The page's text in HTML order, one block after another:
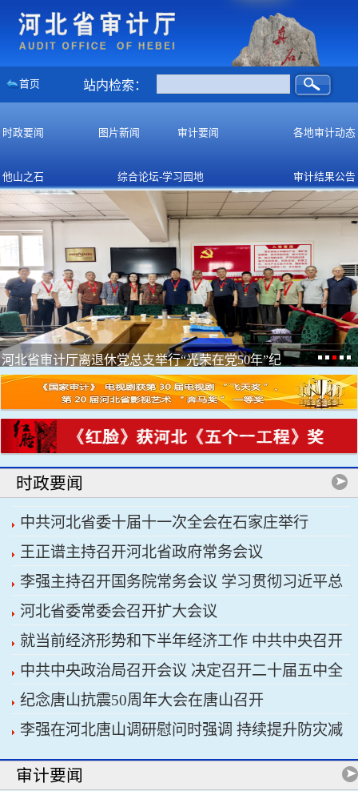
首页 站内检索：
时政要闻 图片新闻 审计要闻 各地审计动态
他山之石 综合论坛-学习园地 审计结果公告
河北省审计厅离退休党总支举行“光荣在党50年”纪
念章颁...
时政要闻
中共河北省委十届十一次全会在石家庄举行
王正谱主持召开河北省政府常务会议
李强主持召开国务院常务会议 学习贯彻习近平总
书记关于上半年经济形势和做好下半年经济工作的
重要讲话精神
河北省委常委会召开扩大会议
就当前经济形势和下半年经济工作 中共中央召开
党外人士座谈会 习近平主持并发表重要讲话
中共中央政治局召开会议 决定召开二十届五中全
会 分析研究当前经济形势和经济工作 中共中央总
书记习近平主持会议
纪念唐山抗震50周年大会在唐山召开
李强在河北唐山调研慰问时强调 持续提升防灾减
灾救灾能力 切实保障人民群众生命财产安全
审计要闻